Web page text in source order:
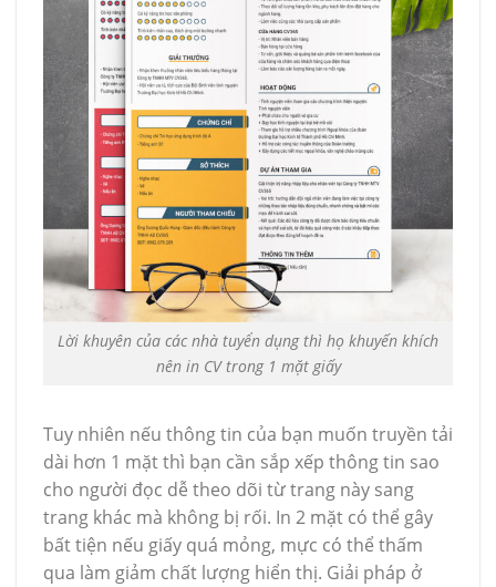
Lời khuyên của các nhà tuyển dụng thì họ khuyến khích
nên in CV trong 1 mặt giấy
Tuy nhiên nếu thông tin của bạn muốn truyền tải
dài hơn 1 mặt thì bạn cần sắp xếp thông tin sao
cho người đọc dễ theo dõi từ trang này sang
trang khác mà không bị rối. In 2 mặt có thể gây
bất tiện nếu giấy quá mỏng, mực có thể thấm
qua làm giảm chất lượng hiển thị. Giải pháp ở